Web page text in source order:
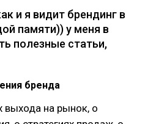
и я видит брендинг в
памяти)) у меня в
полезные статьи,
бренда
выхода на рынок, о